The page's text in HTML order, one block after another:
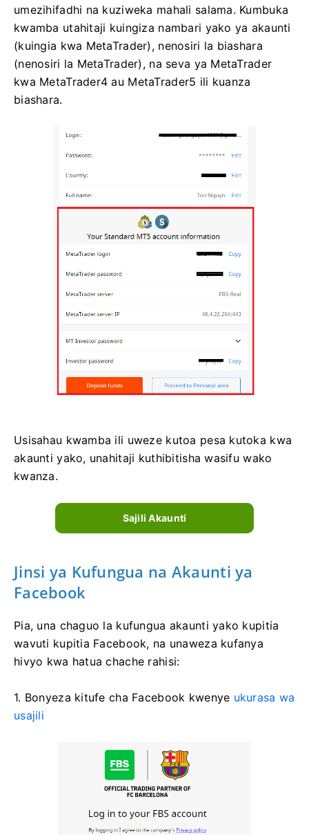
umezihifadhi na kuziweka mahali salama. Kumbuka
kwamba utahitaji kuingiza nambari yako ya akaunti
(kuingia kwa MetaTrader), nenosiri la biashara
(nenosiri la MetaTrader), na seva ya MetaTrader
kwa MetaTrader4 au MetaTrader5 ili kuanza
biashara.
Usisahau kwamba ili uweze kutoa pesa kutoka kwa
akaunti yako, unahitaji kuthibitisha wasifu wako
kwanza.
Sajili Akaunti
Jinsi ya Kufungua na Akaunti ya
Facebook
Pia, una chaguo la kufungua akaunti yako kupitia
wavuti kupitia Facebook, na unaweza kufanya
hivyo kwa hatua chache rahisi:
1. Bonyeza kitufe cha Facebook kwenye ukurasa wa
usajili